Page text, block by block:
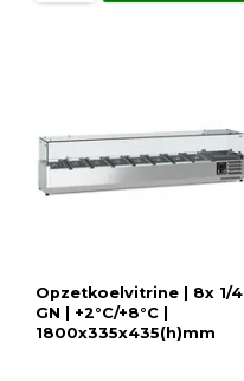
Opzetkoelvitrine | 8x 1/4
GN | +2°C/+8°C |
1800x335x435(h)mm